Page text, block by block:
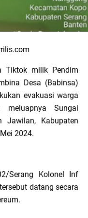
Tiktok milik Pendim
Desa (Babinsa)
evakuasi warga
Sungai
Jawilan, Kabupaten
2024.
Serang Kolonel Inf
datang secara